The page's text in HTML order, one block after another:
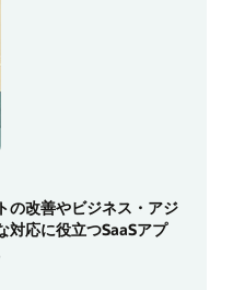
の改善やビジネス・アジ
対応に役立つSaaSアプ